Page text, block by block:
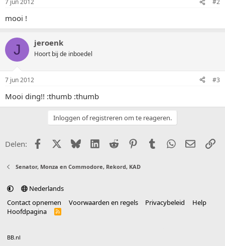
7 jun 2012 #2
mooi !
J jeroenk
Hoort bij de inboedel
7 jun 2012 #3
Mooi ding!! :thumb :thumb
Inloggen of registreren om te reageren.
Delen: FacebookX (Twitter)
BlueskyLinkedIn
Reddit PinterestTumblr WhatsApp
E-mail
Senator, Monza en Commodore, Rekord, KAD
Nederlands
Contact opnemen
Voorwaarden en regels Privacybeleid
Help
Hoofdpagina
R
BB.nl